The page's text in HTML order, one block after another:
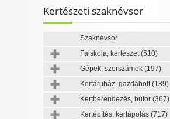
Kertészeti szaknévsor
Szaknévsor
Faiskola, kertészet(510)
Gépek, szerszámok (197)
Kertáruház, gazdabolt(139)
Kertberendezés, bútor (367)
Kertépítés, kertápolás (717)